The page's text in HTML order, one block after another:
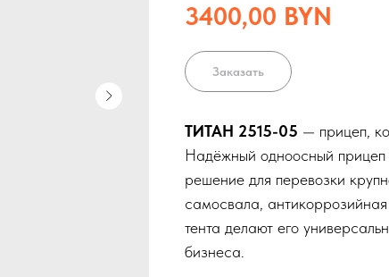
3400,00 BYN
Заказать
ТИТАН 2515-05 — прицеп,
Надёжный одноосный
решение для перевозки
самосвала,
тента делают его
бизнеса.